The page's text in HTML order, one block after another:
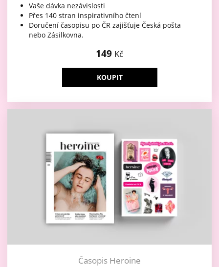
Vaše dávka nezávislosti
Přes 140 stran inspirativního čtení
Doručení časopisu po ČR zajišťuje Česká pošta
nebo Zásilkovna.
149 Kč
KOUPIT
Časopis Heroine